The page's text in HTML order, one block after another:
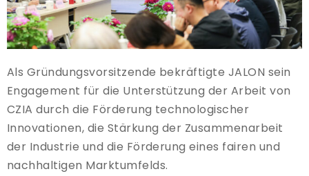
Als Gründungsvorsitzende bekräftigte JALON sein
Engagement für die Unterstützung der Arbeit von
CZIA durch die Förderung technologischer
Innovationen, die Stärkung der Zusammenarbeit
der Industrie und die Förderung eines fairen und
nachhaltigen Marktumfelds.